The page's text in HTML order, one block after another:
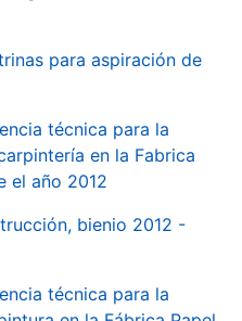
para aspiración de
técnica para la
en la Fabrica
el año 2012
bienio 2012 -
técnica para la